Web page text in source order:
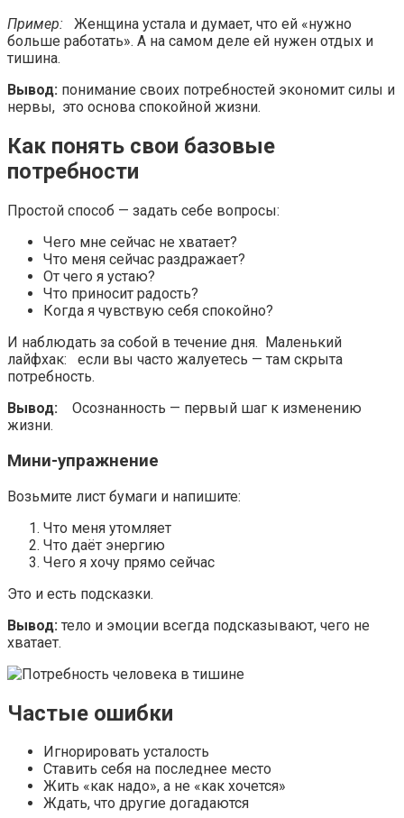
Пример: Женщина устала и думает, что ей «нужно
больше работать». А на самом деле ей нужен отдых и
тишина.
Вывод: понимание своих потребностей экономит силы и
нервы, это основа спокойной жизни.
Как понять свои базовые
потребности
Простой способ — задать себе вопросы:
Чего мне сейчас не хватает?
Что меня сейчас раздражает?
От чего я устаю?
Что приносит радость?
Когда я чувствую себя спокойно?
И наблюдать за собой в течение дня. Маленький
лайфхак: если вы часто жалуетесь — там скрыта
потребность.
Вывод: Осознанность — первый шаг к изменению
жизни.
Мини-упражнение
Возьмите лист бумаги и напишите:
Что меня утомляет
Что даёт энергию
Чего я хочу прямо сейчас
Это и есть подсказки.
Вывод: тело и эмоции всегда подсказывают, чего не
хватает.
Частые ошибки
Игнорировать усталость
Ставить себя на последнее место
Жить «как надо», а не «как хочется»
Ждать, что другие догадаются